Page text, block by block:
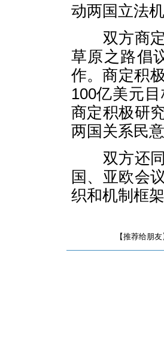
动两国立法
双方商定
草原之路倡
作。商定积
100亿美元
商定积极研
两国关系民意
双方还同
国、亚欧会
织和机制框
【推荐给朋友